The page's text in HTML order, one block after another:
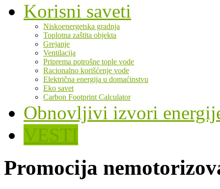
Korisni saveti
Niskoenergetska gradnja
Toplotna zaštita objekta
Grejanje
Ventilacija
Priprema potrošne tople vode
Racionalno korišćenje vode
Električna energija u domaćinstvu
Eko savet
Carbon Footprint Calculator
Obnovljivi izvori
VESTI
Promocija